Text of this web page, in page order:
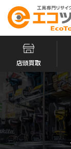
店頭買取